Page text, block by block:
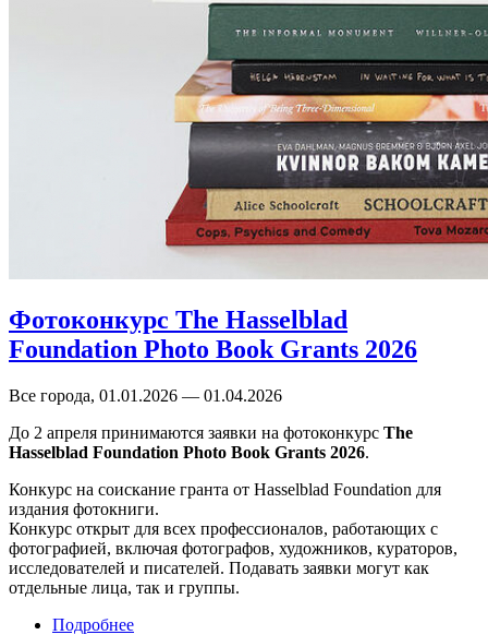
Фотоконкурс The Hasselblad
Foundation Photo Book Grants 2026
Все города, 01.01.2026 — 01.04.2026
До 2 апреля принимаются заявки на фотоконкурс The
Hasselblad Foundation Photo Book Grants 2026.
Конкурс на соискание гранта от Hasselblad Foundation для
издания фотокниги.
Конкурс открыт для всех профессионалов, работающих с
фотографией, включая фотографов, художников, кураторов,
исследователей и писателей. Подавать заявки могут как
отдельные лица, так и группы.
Подробнее